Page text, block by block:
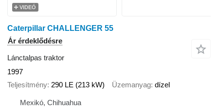
VIDEÓ
Caterpillar CHALLENGER 55
Ár érdeklődésre
Lánctalpas traktor
1997
Teljesítmény 290 LE (213 kW) Üzemanyag dízel
Mexikó, Chihuahua